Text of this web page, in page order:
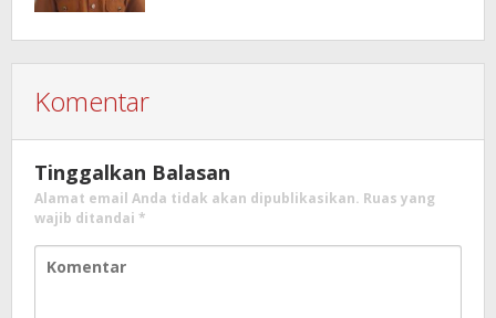
Komentar
Tinggalkan Balasan
Alamat email Anda tidak akan dipublikasikan. Ruas yang
wajib ditandai *